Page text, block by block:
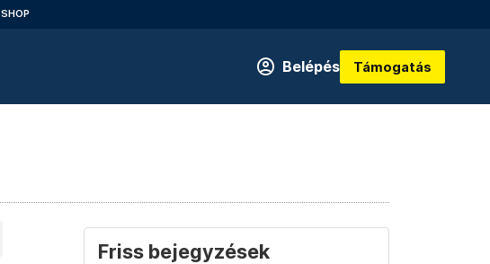
SHOP
Belépés Támogatás
Friss bejegyzések